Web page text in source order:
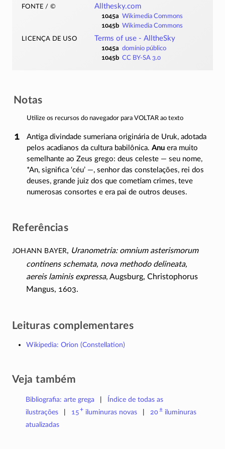
fonte / © Allthesky.com
1045a Wikimedia Commons
1045b Wikimedia Commons
licença de uso Terms of use - AlltheSky
1045a domínio público
1045b CC BY-SA 3.0
Notas
Utilize os recursos do navegador para VOLTAR ao texto
Antiga divindade sumeriana originária de Uruk, adotada
pelos acadianos da cultura babilônica. Anuera muito
semelhante ao Zeus grego: deus celeste — seu nome,
*An, significa ‘céu’ —, senhor das constelações, rei dos
deuses, grande juiz dos que cometiam crimes, teve
numerosas consortes e era pai de outros deuses.
Referências
Johann Bayer, Uranometria: omnium asterismorum
continens schemata, nova methodo delineata,
aereis laminis expressa, Augsburg, Christophorus
Mangus, 1603.
Leituras complementares
Wikipedia: Orion (Constellation)
Veja também
Bibliografia: arte grega
Índice de todas as
ilustrações
15+ iluminuras novas 20±iluminuras
atualizadas